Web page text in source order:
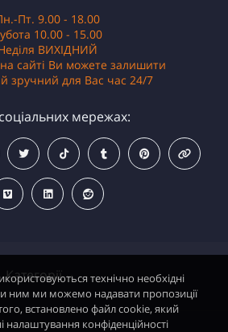
Категорії
Пт. 9.00 - 18.00
10.00 - 15.00
ВИХІДНИЙ
сайті Ви можете залишити
зручний для Вас час 24/7
мережах:
технічно необхідні
ним ми можемо надавати пропозиції
встановлено файл cookie, який
налаштування конфіденційності